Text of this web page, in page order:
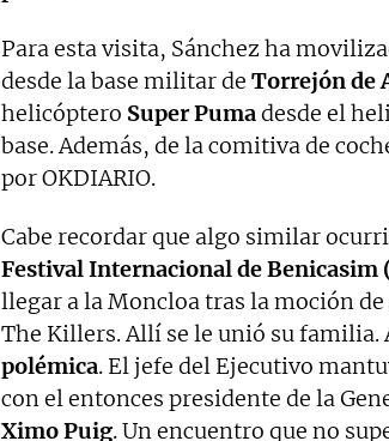
Para esta visita, Sánchez ha
desde la base militar de Torrejón de
helicóptero Super Pumadesde el
base. Además, de la comitiva de
por OKDIARIO.
Cabe recordar que algo similar
Festival Internacional de Benicasim
llegar a la Moncloa tras la moción
The Killers. Allí se le unió su familia.
polémica. El jefe del Ejecutivo
con el entonces presidente de la
Ximo Puig. Un encuentro que no